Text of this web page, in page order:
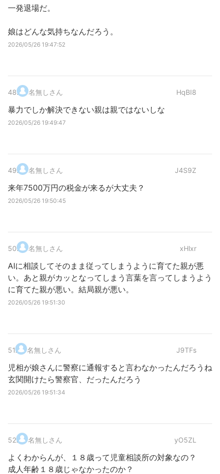
一発退場だ。
娘はどんな気持ちなんだろう。
2026/05/26 19:47:52
48. 名無しさん HqBI8
暴力でしか解決できない親は親ではないしな
2026/05/26 19:49:47
49. 名無しさん J4S9Z
来年7500万円の税金が来るが大丈夫？
2026/05/26 19:50:45
50. 名無しさん xHlxr
AIに相談してそのまま従ってしまうように育てた親が悪
い。あと親がカッとなってしまう言葉を言ってしまうよう
に育てた親が悪い。結局親が悪い。
2026/05/26 19:51:30
51. 名無しさん J9TFs
児相が娘さんに警察に通報すると言わなかったんだろうね
玄関開けたら警察官、だったんだろう
2026/05/26 19:51:34
52. 名無しさん yO5ZL
よくわからんが、１８歳って児童相談所の対象なの？
成人年齢１８歳じゃなかったのか？